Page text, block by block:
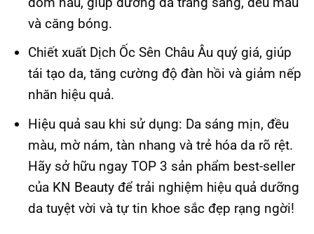
và căng bóng.
Chiết xuất Dịch Ốc Sên Châu Âu quý giá, giúp
tái tạo da, tăng cường độ đàn hồi và giảm nếp
nhăn hiệu quả.
Hiệu quả sau khi sử dụng: Da sáng mịn, đều
màu, mờ nám, tàn nhang và trẻ hóa da rõ rệt.
Hãy sở hữu ngay TOP 3 sản phẩm best-seller
của KN Beauty để trải nghiệm hiệu quả dưỡng
da tuyệt vời và tự tin khoe sắc đẹp rạng ngời!